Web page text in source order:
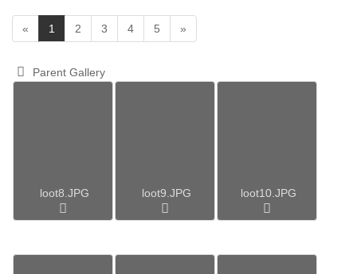
« 1
c
r
2 3 4 5 »
Parent Gallery
loot8.JPG loot9.JPG loot10.JPG